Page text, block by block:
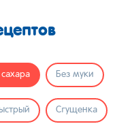
сахара Без муки
Сгущенка